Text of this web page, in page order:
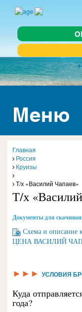
Меню
Главная
Россия
Круизы
Т/х «Василий Чапаев»
Т/х
Документы для
Схема и описание
ЦЕНА ВАСИЛИЙ
►►► УСЛОВИЯ
Куда
года?